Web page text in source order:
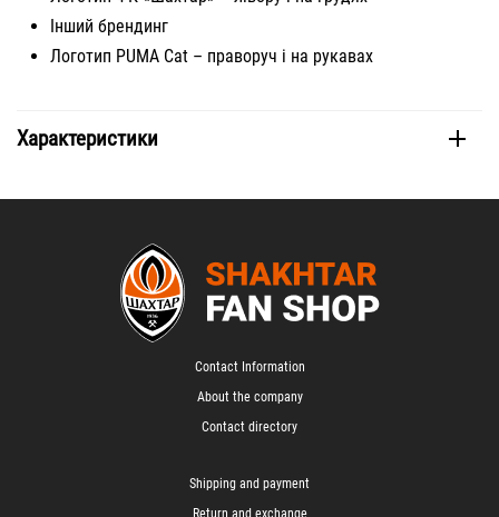
Інший брендинг
Логотип PUMA Cat – праворуч і на рукавах
Характеристики
Contact Information
About the company
Contact directory
Shipping and payment
Return and exchange